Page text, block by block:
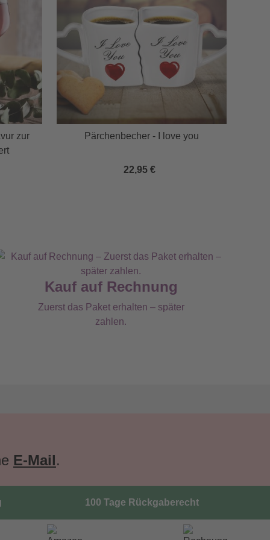
zur
Pärchenbecher - I love you
22,95 €
Kauf auf Rechnung
Zuerst das Paket erhalten – später
zahlen.
E-Mail.
100 Tage Rückgaberecht